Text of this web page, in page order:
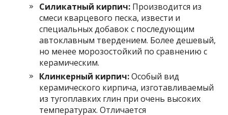
Силикатный кирпич: Производится из
смеси кварцевого песка, извести и
специальных добавок с последующим
автоклавным твердением. Более дешевый,
но менее морозостойкий по сравнению с
керамическим.
Клинкерный кирпич:Особый вид
керамического кирпича, изготавливаемый
из тугоплавких глин при очень высоких
температурах. Отличается